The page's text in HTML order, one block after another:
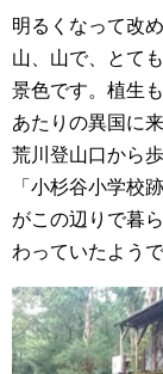
明るくなって改
山、山で、とて
景色です。植生
あたりの異国に
荒川登山口から
「小杉谷小学校
がこの辺りで暮
わっていたようで